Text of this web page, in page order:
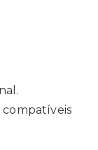
compatíveis